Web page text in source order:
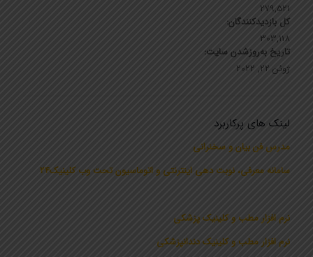
279,521
کل بازدیدکنند‌گان:
303,118
تاریخ به‌روزشدن سایت:
ژوئن 22, 2022
لینک های پرکاربرد
مدرس فن بیان و سخنرانی
سامانه معرفی، نوبت دهی اینترنتی و اتوماسیون تحت وب کلینیک24
نرم افزار مطب و کلینیک پزشکی
نرم افزار مطب و کلینیک دندانپزشکی